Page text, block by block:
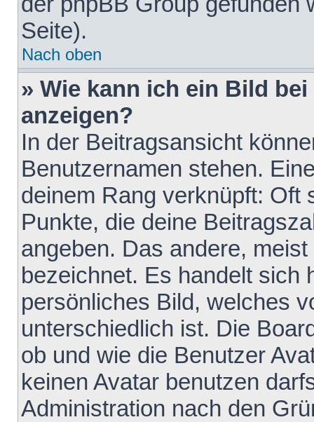
Seite).
Nach oben
» Wie kann ich ein Bild
anzeigen?
In der Beitragsansicht
Benutzernamen stehen.
deinem Rang verknüpft: Oft
Punkte, die deine
angeben. Das andere,
bezeichnet. Es handelt sich
persönliches Bild, welches
unterschiedlich ist. Die
ob und wie die Benutzer
keinen Avatar benutzen
Administration nach den